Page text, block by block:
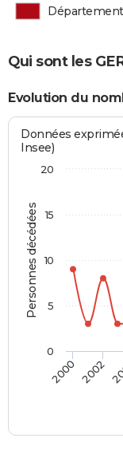
Qui sont les
Evolution du
Personnes décédées
Données
Insee)
2000 2002
0
5
10
15
20